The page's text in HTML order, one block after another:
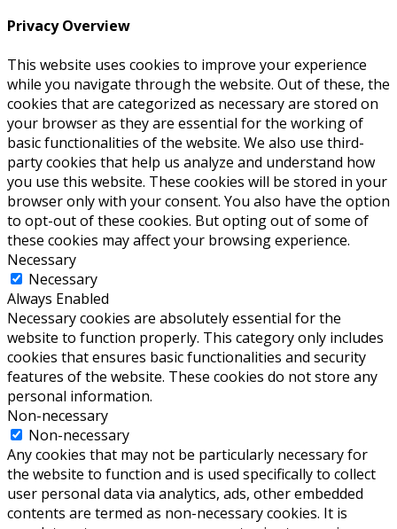
Privacy Overview
This website uses cookies to improve your experience
while you navigate through the website. Out of these, the
cookies that are categorized as necessary are stored on
your browser as they are essential for the working of
basic functionalities of the website. We also use third-
party cookies that help us analyze and understand how
you use this website. These cookies will be stored in your
browser only with your consent. You also have the option
to opt-out of these cookies. But opting out of some of
these cookies may affect your browsing experience.
Necessary
Necessary
Always Enabled
Necessary cookies are absolutely essential for the
website to function properly. This category only includes
cookies that ensures basic functionalities and security
features of the website. These cookies do not store any
personal information.
Non-necessary
Non-necessary
Any cookies that may not be particularly necessary for
the website to function and is used specifically to collect
user personal data via analytics, ads, other embedded
contents are termed as non-necessary cookies. It is